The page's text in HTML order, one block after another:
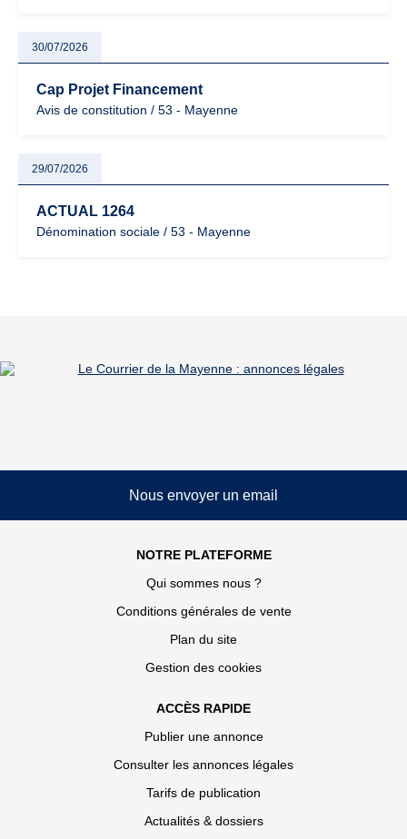
30/07/2026
Cap Projet Financement
Avis de constitution / 53 - Mayenne
29/07/2026
ACTUAL 1264
Dénomination sociale / 53 - Mayenne
Nous envoyer un email
NOTRE PLATEFORME
Qui sommes nous ?
Conditions générales de vente
Plan du site
Gestion des cookies
ACCÈS RAPIDE
Publier une annonce
Consulter les annonces légales
Tarifs de publication
Actualités & dossiers